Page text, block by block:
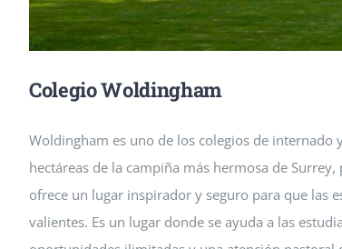
Colegio Woldingham
Woldingham es uno de los colegios de internado
hectáreas de la campiña más hermosa de
ofrece un lugar inspirador y seguro para que las
valientes. Es un lugar donde se ayuda a las